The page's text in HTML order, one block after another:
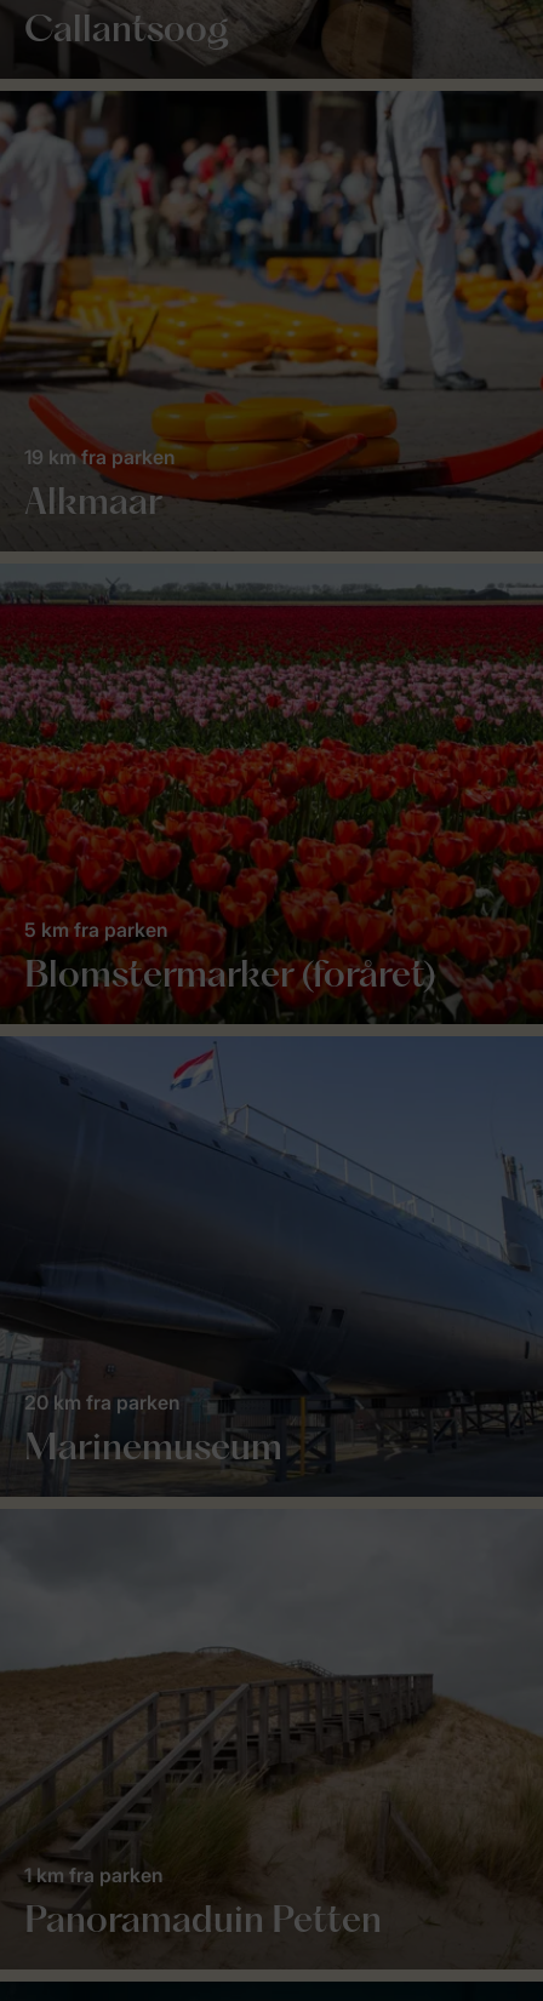
Callantsoog
Alkmaar
19 km fra parken
Blomstermarker (foråret)
5 km fra parken
Marinemuseum
20 km fra parken
Panoramaduin Petten
1 km fra parken